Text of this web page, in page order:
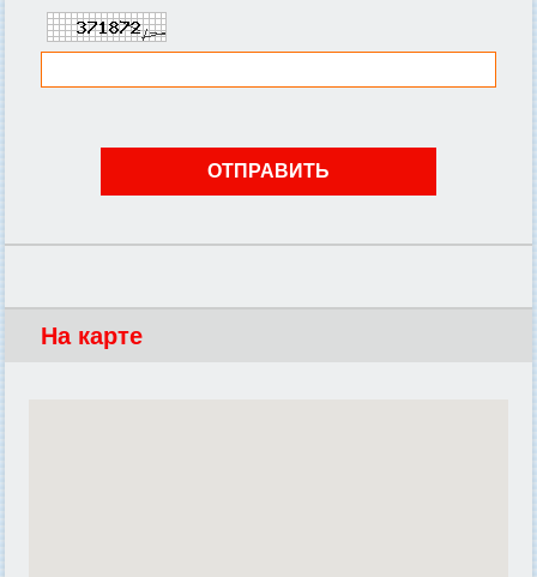
На карте